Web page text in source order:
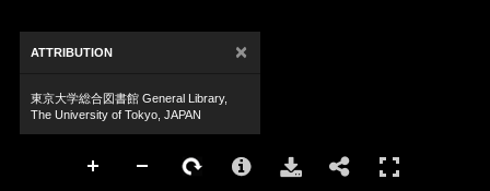
ATTRIBUTION ×
東京大学総合図書館 General Library,
The University of Tokyo, JAPAN